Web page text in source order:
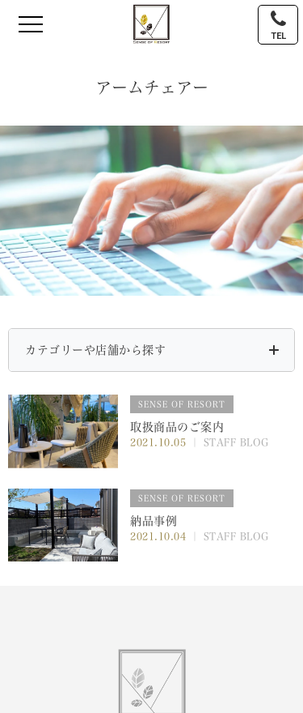
TEL
アームチェアー
カテゴリーや店舗から探す
SENSE OF RESORT
取扱商品のご案内
2021.10.05 ｜ STAFF BLOG
SENSE OF RESORT
納品事例
2021.10.04 ｜ STAFF BLOG